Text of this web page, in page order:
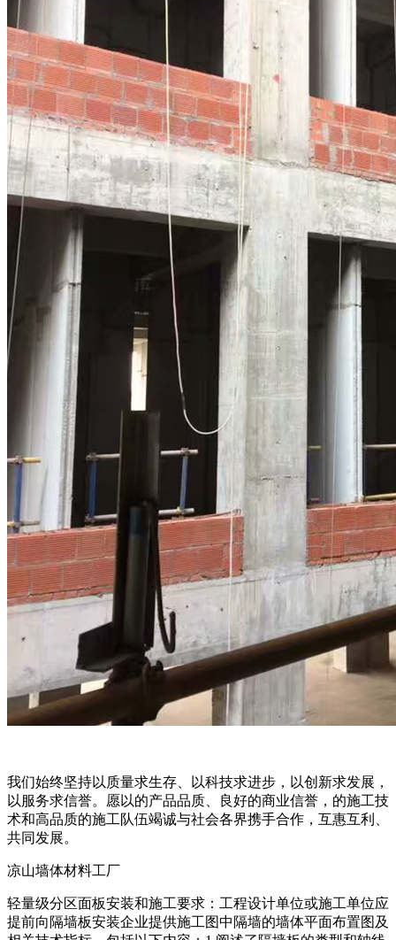
我们始终坚持以质量求生存、以科技求进步，以创新求发展，
以服务求信誉。愿以的产品品质、良好的商业信誉，的施工技
术和高品质的施工队伍竭诚与社会各界携手合作，互惠互利、
共同发展。
凉山墙体材料工厂
轻量级分区面板安装和施工要求：工程设计单位或施工单位应
提前向隔墙板安装企业提供施工图中隔墙的墙体平面布置图及